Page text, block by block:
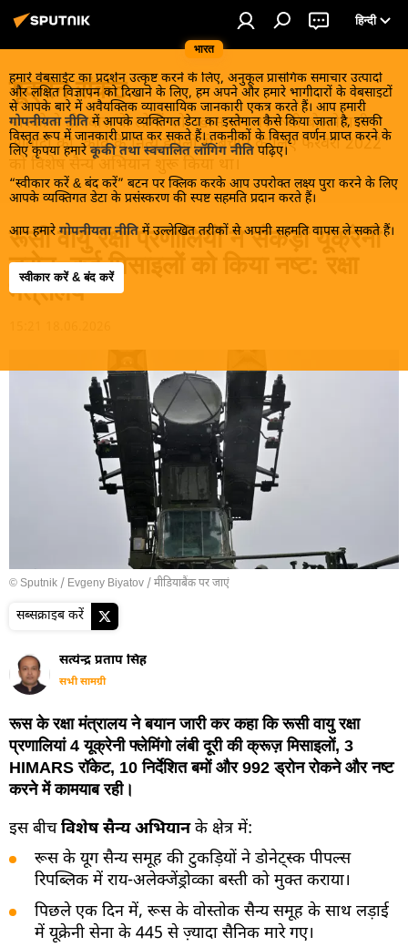
भारत
हिन्दी
हमारे वेबसाईट का प्रदर्शन उत्कृष्ट करने के लिए, अनुकूल प्रासंगिक समाचार उत्पादों
और लक्षित विज्ञापन को दिखाने के लिए, हम अपने और हमारे भागीदारों के वेबसाइटों
से आपके बारे में अवैयक्तिक व्यावसायिक जानकारी एकत्र करते हैं। आप हमारी
गोपनीयता नीति में आपके व्यक्तिगत डेटा का इस्तेमाल कैसे किया जाता है, इसकी
विस्तृत रूप में जानकारी प्राप्त कर सकते हैं। तकनीकों के विस्तृत वर्णन प्राप्त करने के
लिए कृपया हमारे कूकी तथा स्वचालित लॉगिंग नीति पढ़िए।
“स्वीकार करें & बंद करें” बटन पर क्लिक करके आप उपरोक्त लक्ष्य पुरा करने के लिए
आपके व्यक्तिगत डेटा के प्रसंस्करण की स्पष्ट सहमति प्रदान करते हैं।
आप हमारे गोपनीयता नीति में उल्लेखित तरीकों से अपनी सहमति वापस ले सकते हैं।
स्वीकार करें & बंद करें
यूक्रेन संकट
मास्को ने डोनबास के लोगों को, खास तौर पर रूसी बोलनेवाली
आबादी को, कीव के नित्य हमलों से बचाने के लिए फरवरी 2022
को विशेष सैन्य अभियान शुरू किया था।
रूसी वायु रक्षा प्रणालियों ने सैकड़ों यूक्रेनी
ड्रोन, कई मिसाइलों को किया नष्ट: रक्षा
मंत्रालय
© Sputnik / Evgeny Biyatov /मीडियाबैंक पर जाएं
सब्सक्राइब करें
सत्येन्द्र प्रताप सिंह
सभी सामग्री
रूस के रक्षा मंत्रालय ने बयान जारी कर कहा कि रूसी वायु रक्षा
प्रणालियां 4 यूक्रेनी फ्लेमिंगो लंबी दूरी की क्रूज़ मिसाइलों, 3
HIMARS रॉकेट, 10 निर्देशित बमों और 992 ड्रोन रोकने और नष्ट
करने में कामयाब रही।
इस बीचविशेष सैन्य अभियानके क्षेत्र में:
रूस के यूग सैन्य समूह की टुकड़ियों ने डोनेट्स्क पीपल्स
रिपब्लिक में राय-अलेक्जेंड्रोव्का बस्ती को मुक्त कराया।
पिछले एक दिन में, रूस के वोस्तोक सैन्य समूह के साथ लड़ाई
में यूक्रेनी सेना के 445 से ज़्यादा सैनिक मारे गए।